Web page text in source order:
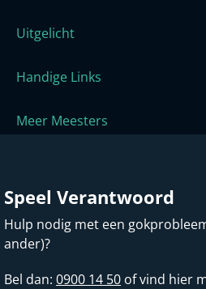
Uitgelicht
Handige Links
Meer Meesters
Speel Verantwoord
Hulp nodig met een
ander)?
Bel dan: 0900 14 50 of vind hier